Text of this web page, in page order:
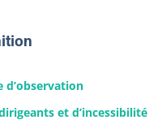
et d’incessibilité